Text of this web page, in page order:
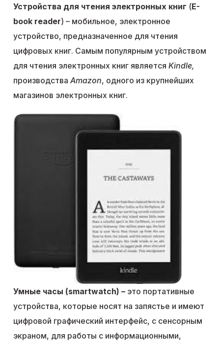
Устройства для чтения электронных книг (E-
book reader) – мобильное, электронное
устройство, предназначенное для чтения
цифровых книг. Самым популярным устройством
для чтения электронных книг является Kindle,
производстваAmazon, одного из крупнейших
магазинов электронных книг.
Умные часы (smartwatch) – это портативные
устройства, которые носят на запястье и имеют
цифровой графический интерфейс, с сенсорным
экраном, для работы с информационными,